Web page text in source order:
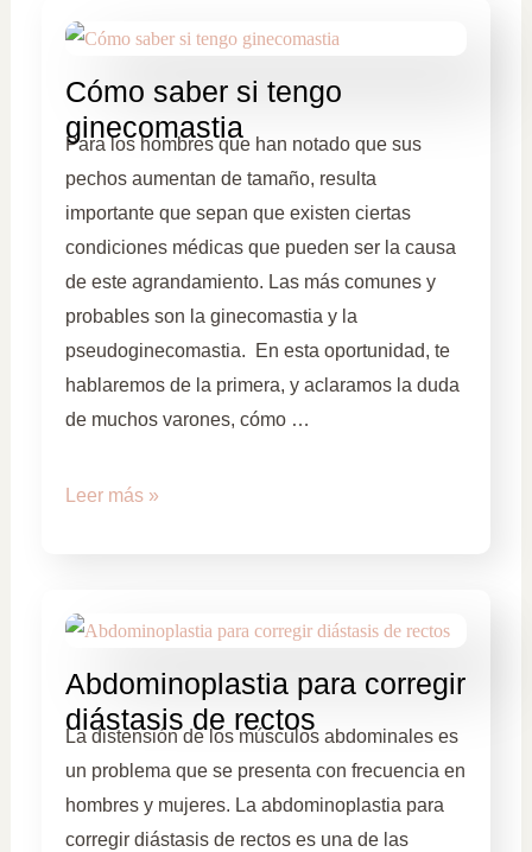
Cómo saber si tengo
ginecomastia
Para los hombres que han notado que sus
pechos aumentan de tamaño, resulta
importante que sepan que existen ciertas
condiciones médicas que pueden ser la causa
de este agrandamiento. Las más comunes y
probables son la ginecomastia y la
pseudoginecomastia. En esta oportunidad, te
hablaremos de la primera, y aclaramos la duda
de muchos varones, cómo …
Leer más »
Abdominoplastia para corregir
diástasis de rectos
La distensión de los músculos abdominales es
un problema que se presenta con frecuencia en
hombres y mujeres. La abdominoplastia para
corregir diástasis de rectos es una de las